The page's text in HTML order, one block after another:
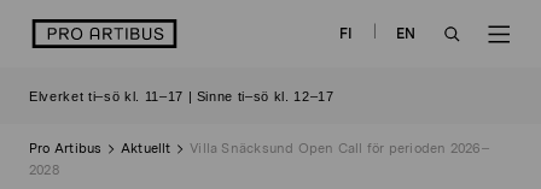
logo FI
EN
Elverket ti–sö kl. 11–17 | Sinne ti–sö kl. 12–17
Pro Artibus Aktuellt
Villa Snäcksund Open Call för perioden 2026–
2028